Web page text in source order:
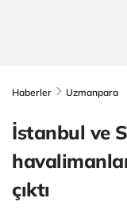
Haberler Uzmanpara
İstanbul ve
çıktı